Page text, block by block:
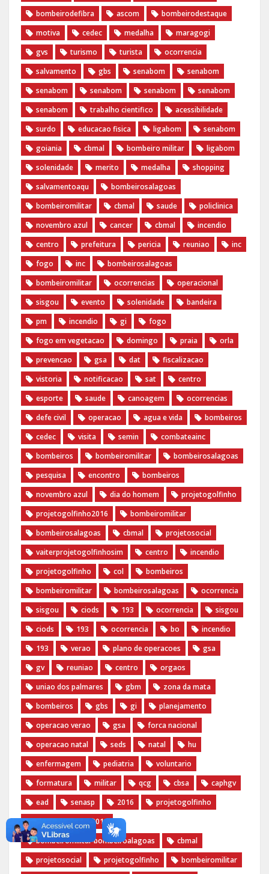
bombeirodefibra
ascom
bombeirodestaque
motiva
cedec medalha
maragogi
gvs
turismo turista
ocorrencia
salvamento
gbs senabom
senabom
senabom
senabom senabom
senabom
senabom
trabalho cientifico
acessibilidade
surdo
educacao fisica ligabom
senabom
goiania
cbmal bombeiro militar
ligabom
solenidade
merito medalha
shopping
salvamentoaqu
bombeirosalagoas
bombeiromilitar
cbmal saude
policlinica
novembro azul
cancer cbmal
incendio
centro
prefeitura pericia reuniao
inc
fogo
inc
bombeirosalagoas
bombeiromilitar
ocorrencias
operacional
sisgou
evento solenidade
bandeira
pm
incendio gi
fogo
fogo em vegetacao
domingo praia
orla
prevencao
gsa dat
fiscalizacao
vistoria
notificacao sat
centro
esporte
saude canoagem
ocorrencias
defe civil
operacao agua e vida
bombeiros
cedec
visita semin
combateainc
bombeiros
bombeiromilitar
bombeirosalagoas
pesquisa
encontro
bombeiros
novembro azul
dia do homem
‪projetogolfinho‬
‎projetogolfinho2016
‎bombeiromilitar‬
‎bombeirosalagoas‬
‎cbmal‬
‎projetosocial‬‪
vaiterprojetogolfinhosim‬
centro
incendio
projetogolfinho
col
bombeiros
bombeiromilitar
bombeirosalagoas
ocorrencia
sisgou
ciods 193 ocorrencia
sisgou
ciods
193 ocorrencia bo
incendio
193
verao plano de operacoes
gsa
gv
reuniao centro
orgaos
uniao dos palmares
gbm
zona da mata
bombeiros
gbs gi
planejamento
operacao verao
gsa
forca nacional
operacao natal
seds natal
hu
enfermagem
pediatria
voluntario
formatura
militar qcg cbsa
caphgv
ead
senasp 2016
projetogolfinho
projetogolfinho2016
bombeiromilitar bombeiroalagoas
cbmal
projetosocial
projetogolfinho bombeiromilitar